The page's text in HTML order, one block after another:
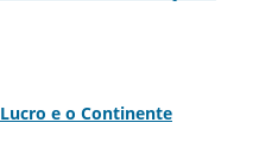
e o Continente